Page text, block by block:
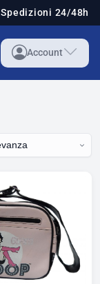
Spedizioni 24/48h
Account